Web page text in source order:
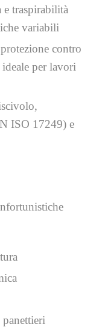
traspirabilità
variabili
contro
per lavori
ISO 17249) e